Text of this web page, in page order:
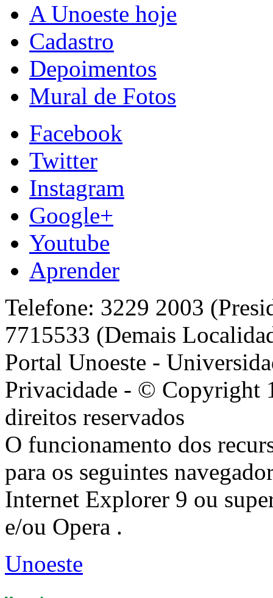
A Unoeste hoje
Cadastro
Depoimentos
Mural de Fotos
Facebook
Twitter
Instagram
Google+
Youtube
Aprender
Telefone: 3229 2003
7715533 (Demais
Portal Unoeste -
Privacidade - © Copyright
direitos reservados
O funcionamento dos
para os seguintes
Internet Explorer 9 ou
e/ou Opera .
Unoeste